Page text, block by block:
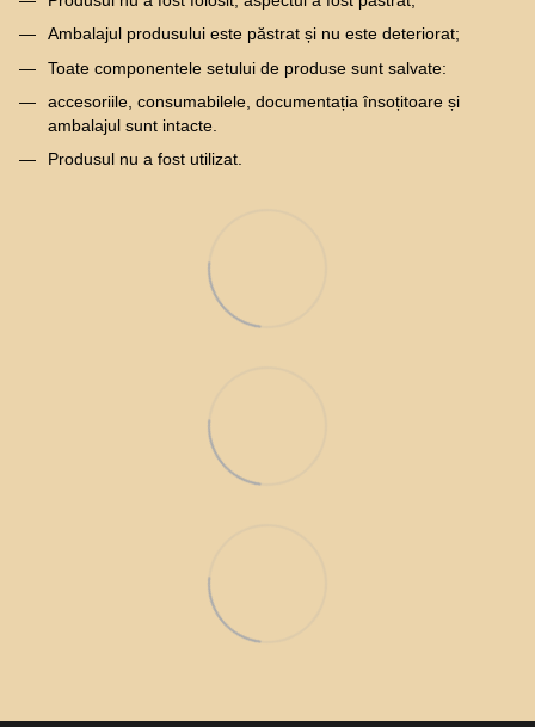
Ambalajul produsului este păstrat și nu este deteriorat;
Toate componentele setului de produse sunt salvate:
accesoriile, consumabilele, documentația însoțitoare și
ambalajul sunt intacte.
Produsul nu a fost utilizat.